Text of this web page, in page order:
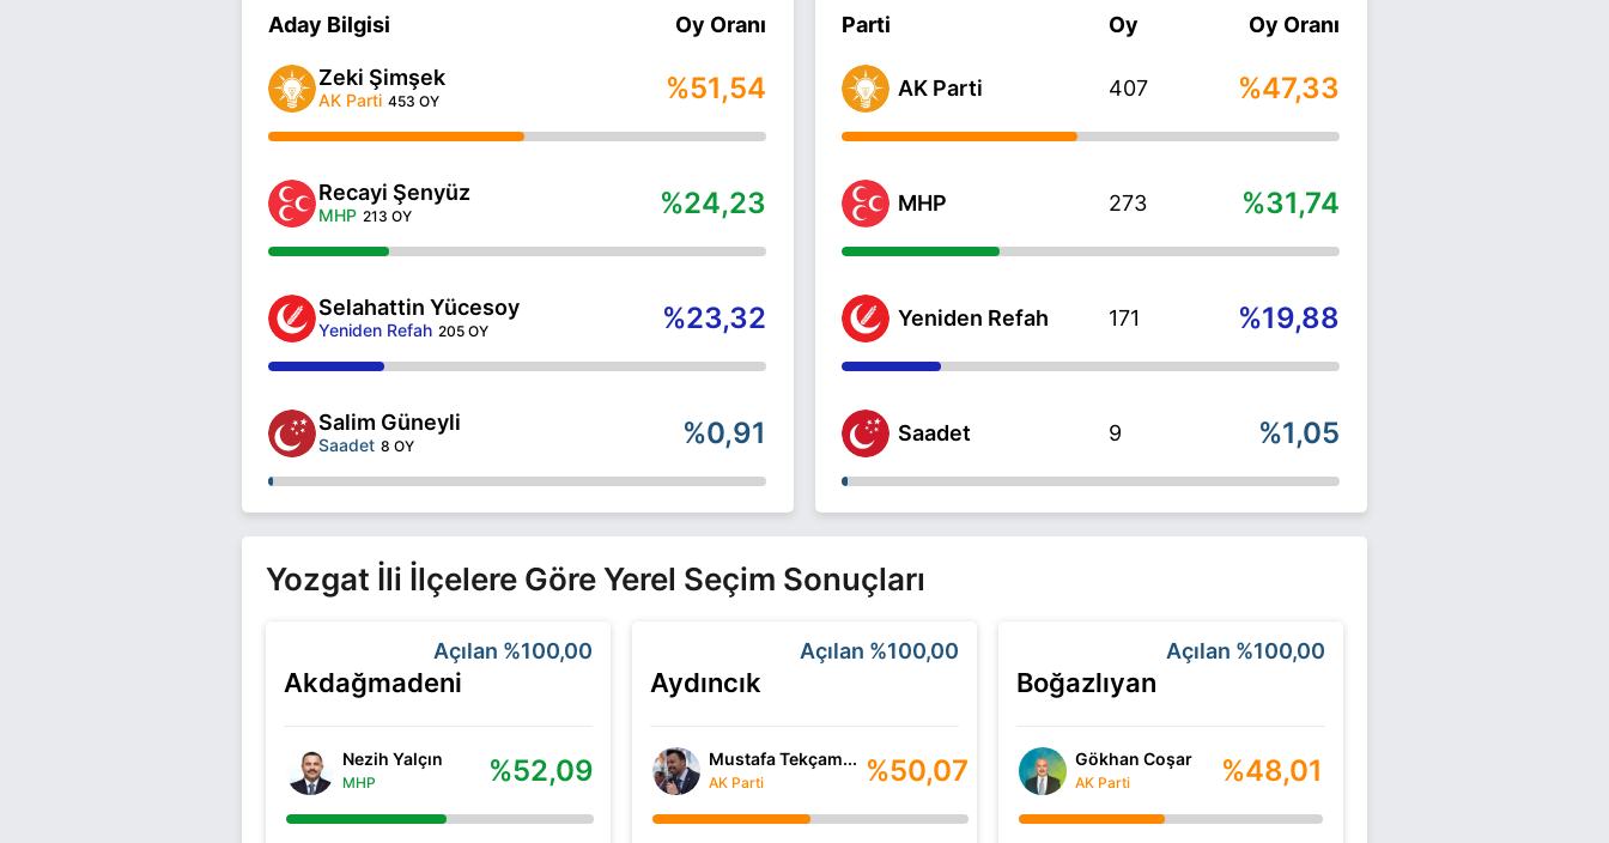
Aday Bilgisi Oy Oranı
Zeki Şimşek
AK Parti 453 OY %51,54
Recayi Şenyüz
MHP 213 OY %24,23
Selahattin Yücesoy
Yeniden Refah 205 OY %23,32
Salim Güneyli
Saadet 8 OY %0,91
Parti Oy Oy Oranı
AK Parti 407 %47,33
MHP 273 %31,74
Yeniden Refah 171 %19,88
Saadet 9 %1,05
Yozgat İli İlçelere Göre Yerel Seçim Sonuçları
Akdağmadeni
Açılan %100,00
Nezih Yalçın
MHP %52,09
Aydıncık
Açılan %100,00
Mustafa Tekçam...
AK Parti %50,07
Boğazlıyan
Açılan %100,00
Gökhan Coşar
AK Parti %48,01